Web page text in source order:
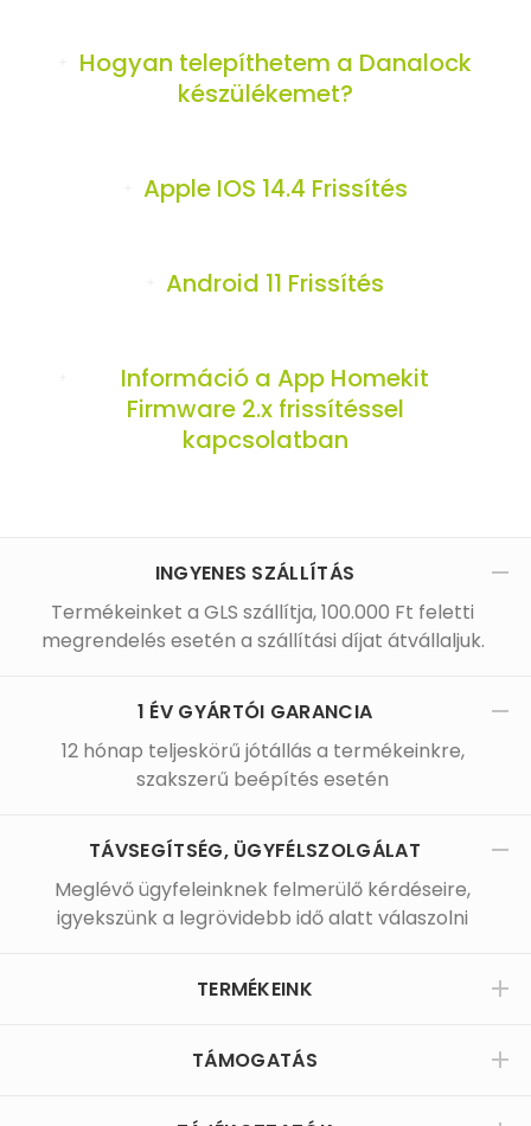
Hogyan telepíthetem a Danalock
készülékemet?
Apple IOS 14.4 Frissítés
Android 11 Frissítés
Információ a App Homekit
Firmware 2.x frissítéssel
kapcsolatban
INGYENES SZÁLLÍTÁS
Termékeinket a GLS szállítja, 100.000 Ft feletti
megrendelés esetén a szállítási díjat átvállaljuk.
1 ÉV GYÁRTÓI GARANCIA
12 hónap teljeskörű jótállás a termékeinkre,
szakszerű beépítés esetén
TÁVSEGÍTSÉG, ÜGYFÉLSZOLGÁLAT
Meglévő ügyfeleinknek felmerülő kérdéseire,
igyekszünk a legrövidebb idő alatt válaszolni
TERMÉKEINK
TÁMOGATÁS